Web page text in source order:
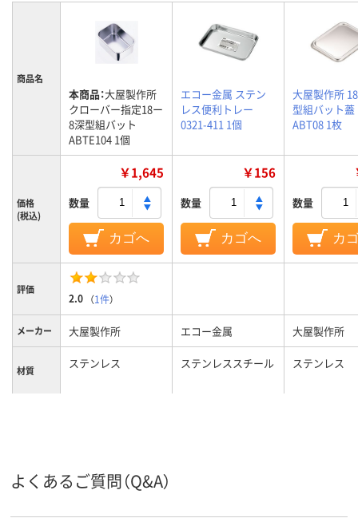
商品名
本商品：大屋製作所
クローバー指定18ー
8深型組バット
ABTE104 1個
エコー金属 ステン
レス便利トレー
0321-411 1個
大屋製作所
型組バット蓋
ABT08 1枚
価格
(税込)
￥1,645
数量
カゴへ
￥156
数量
カゴへ
数量
カ
評価
2.0 （1件）
メーカー 大屋製作所 エコー金属 大屋製作所
材質 ステンレス ステンレススチール ステンレス
よくあるご質問（Q&A）